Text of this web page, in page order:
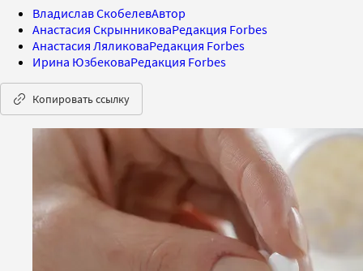
Владислав СкобелевАвтор
Анастасия СкрынниковаРедакция Forbes
Анастасия ЛяликоваРедакция Forbes
Ирина ЮзбековаРедакция Forbes
Копировать ссылку